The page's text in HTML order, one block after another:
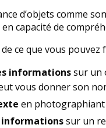
d’objets comme
capacité de
ce que vous pouvez
informationssur un
vous donner son
en photographiant
informationssur un